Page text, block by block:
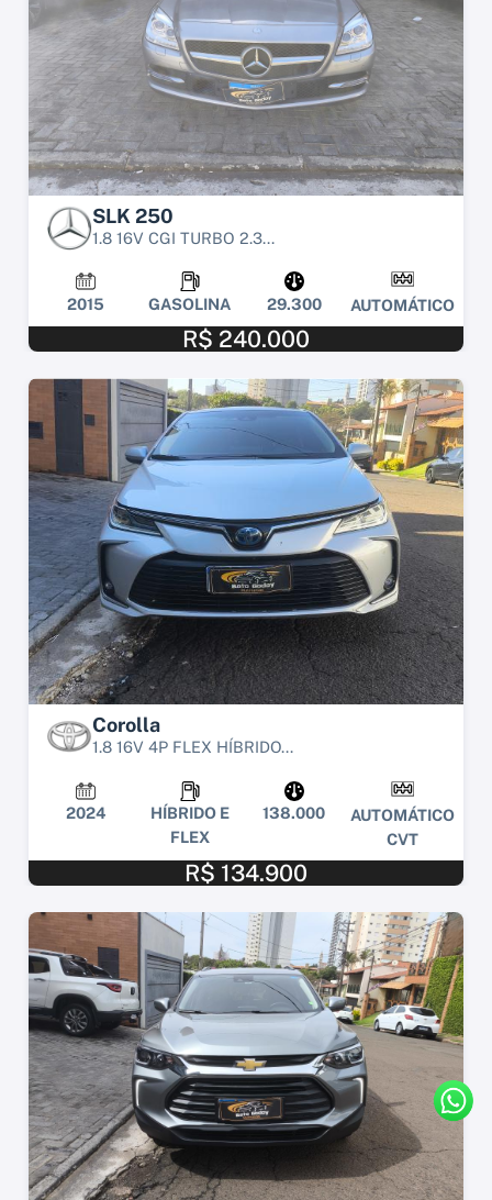
SLK 250
1.8 16V CGI TURBO 2.3...
2015 GASOLINA 29.300 AUTOMÁTICO
R$ 240.000
Corolla
1.8 16V 4P FLEX HÍBRIDO...
2024
HÍBRIDO E
FLEX
138.000
AUTOMÁTICO
CVT
R$ 134.900